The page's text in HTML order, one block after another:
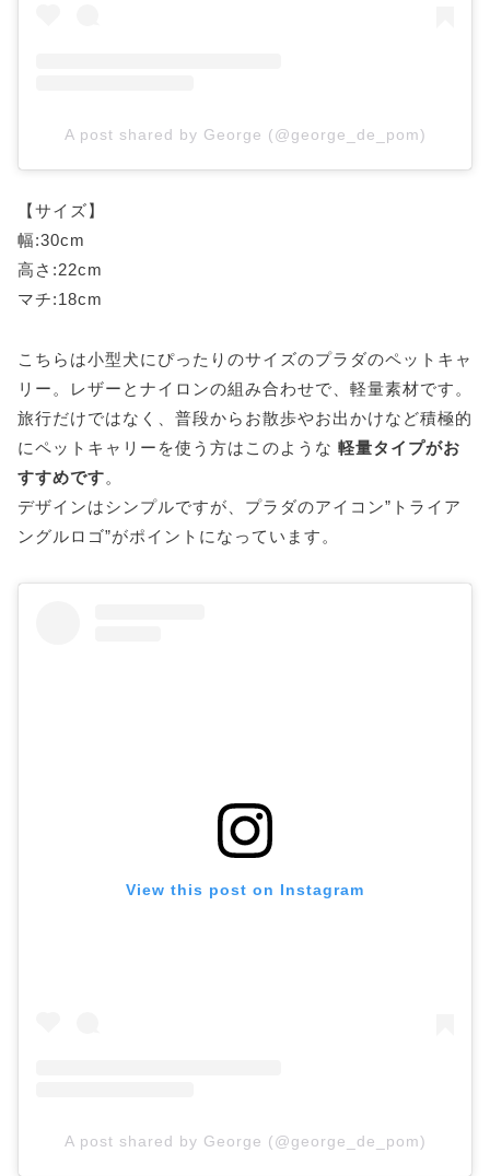
A post shared by George (@george_de_pom)
【サイズ】
幅:30cm
高さ:22cm
マチ:18cm
こちらは小型犬にぴったりのサイズのプラダのペットキャ
リー。レザーとナイロンの組み合わせで、軽量素材です。
旅行だけではなく、普段からお散歩やお出かけなど積極的
にペットキャリーを使う方はこのような 軽量タイプがお
すすめです。
デザインはシンプルですが、プラダのアイコン”トライア
ングルロゴ”がポイントになっています。
View this post on Instagram
A post shared by George (@george_de_pom)